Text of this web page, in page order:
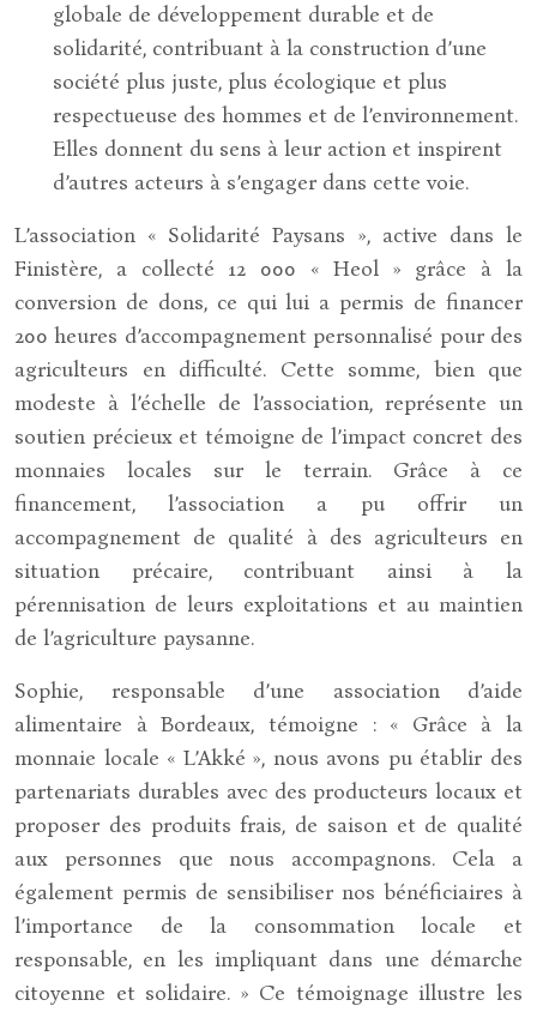
globale de développement durable et de
solidarité, contribuant à la construction d’une
société plus juste, plus écologique et plus
respectueuse des hommes et de l’environnement.
Elles donnent du sens à leur action et inspirent
d’autres acteurs à s’engager dans cette voie.
L’association « Solidarité Paysans », active dans le
Finistère, a collecté 12 000 « Heol » grâce à la
conversion de dons, ce qui lui a permis de financer
200 heures d’accompagnement personnalisé pour des
agriculteurs en difficulté. Cette somme, bien que
modeste à l’échelle de l’association, représente un
soutien précieux et témoigne de l’impact concret des
monnaies locales sur le terrain. Grâce à ce
financement, l’association a pu offrir un
accompagnement de qualité à des agriculteurs en
situation précaire, contribuant ainsi à la
pérennisation de leurs exploitations et au maintien
de l’agriculture paysanne.
Sophie, responsable d’une association d’aide
alimentaire à Bordeaux, témoigne : « Grâce à la
monnaie locale « L’Akké », nous avons pu établir des
partenariats durables avec des producteurs locaux et
proposer des produits frais, de saison et de qualité
aux personnes que nous accompagnons. Cela a
également permis de sensibiliser nos bénéficiaires à
l’importance de la consommation locale et
responsable, en les impliquant dans une démarche
citoyenne et solidaire. » Ce témoignage illustre les